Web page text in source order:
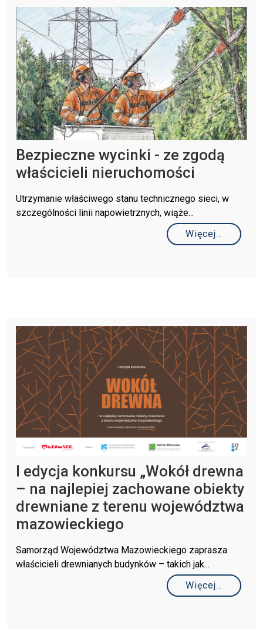
Bezpieczne wycinki - ze zgodą
właścicieli nieruchomości
Utrzymanie właściwego stanu technicznego sieci, w
szczególności linii napowietrznych, wiąże...
Więcej…
I edycja konkursu „Wokół drewna
– na najlepiej zachowane obiekty
drewniane z terenu województwa
mazowieckiego
Samorząd Województwa Mazowieckiego zaprasza
właścicieli drewnianych budynków – takich jak...
Więcej…